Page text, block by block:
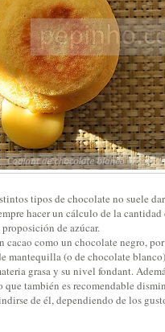
tipos de chocolate no suele
hacer un cálculo de la cantidad
de azúcar.
como un chocolate negro,
mantequilla (o de chocolate
grasa y su nivel fondant.
que también es recomendable
de él, dependiendo de los